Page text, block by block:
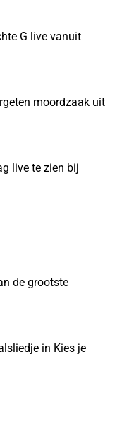
G live vanuit
moordzaak uit
live te zien bij
de grootste
in Kies je